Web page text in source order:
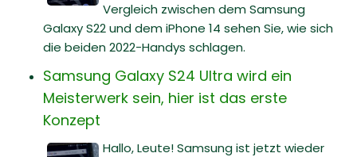
Vergleich zwischen dem Samsung
Galaxy S22 und dem iPhone 14 sehen Sie, wie sich
die beiden 2022-Handys schlagen.
Samsung Galaxy S24 Ultra wird ein
Meisterwerk sein, hier ist das erste
Konzept
Hallo, Leute! Samsung ist jetzt wieder